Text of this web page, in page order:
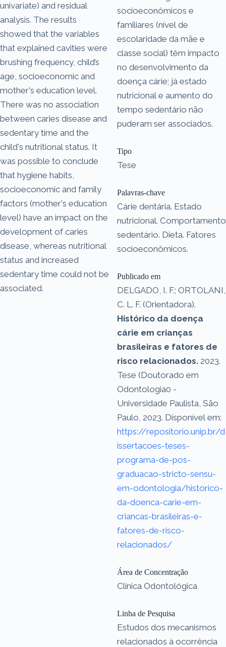
univariate) and residual
analysis. The results
showed that the variables
that explained cavities were
brushing frequency, child’s
age, socioeconomic and
mother's education level.
There was no association
between caries disease and
sedentary time and the
child's nutritional status. It
was possible to conclude
that hygiene habits,
socioeconomic and family
factors (mother's education
level) have an impact on the
development of caries
disease, whereas nutritional
status and increased
sedentary time could not be
associated.
socioeconômicos e
familiares (nível de
escolaridade da mãe e
classe social) têm impacto
no desenvolvimento da
doença cárie; já estado
nutricional e aumento do
tempo sedentário não
puderam ser associados.
Tipo
Tese
Palavras-chave
Cárie dentária. Estado
nutricional. Comportamento
sedentário. Dieta. Fatores
socioeconômicos.
Publicado em
DELGADO, I. F.; ORTOLANI,
C. L. F. (Orientadora).
Histórico da doença
cárie em crianças
brasileiras e fatores de
risco relacionados. 2023.
Tese (Doutorado em
Odontologia0 -
Universidade Paulista, São
Paulo, 2023. Disponível em:
https://repositorio.unip.br/d
issertacoes-teses-
programa-de-pos-
graduacao-stricto-sensu-
em-odontologia/historico-
da-doenca-carie-em-
criancas-brasileiras-e-
fatores-de-risco-
relacionados/
Área de Concentração
Clínica Odontológica
Linha de Pesquisa
Estudos dos mecanismos
relacionados à ocorrência